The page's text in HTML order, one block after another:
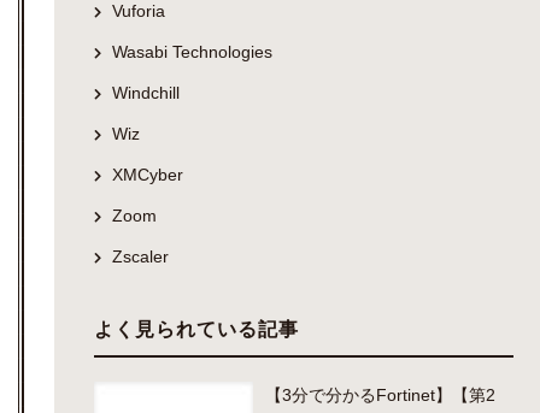
Vuforia
Wasabi Technologies
Windchill
Wiz
XMCyber
Zoom
Zscaler
よく見られている記事
【3分で分かるFortinet】【第2